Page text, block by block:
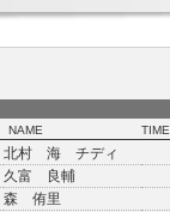
NAME TIME
北村 海 チディ
久富 良輔
森 侑里